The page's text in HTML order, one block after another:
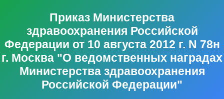
Приказ Министерства
здравоохранения Российской
Федерации от 10 августа 2012 г. N 78н
г. Москва "О ведомственных наградах
Министерства здравоохранения
Российской Федерации"